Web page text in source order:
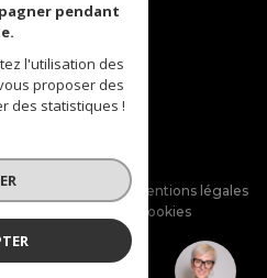
Julie BAZZARA
droits réservés
partenaires
Mentions légales
Cookies
pendant
l'utilisation des
proposer des
des statistiques !